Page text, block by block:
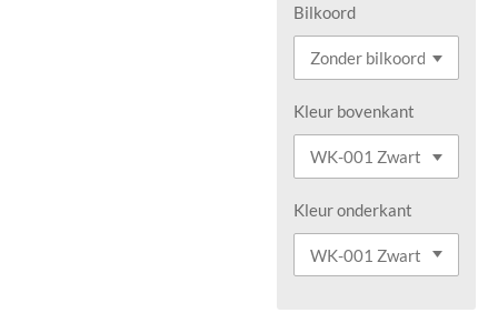
Bilkoord
Kleur bovenkant
Kleur onderkant